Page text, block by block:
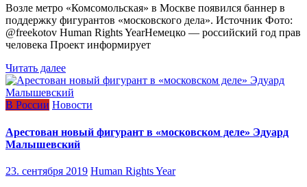
Возле метро «Комсомольская» в Москве появился баннер в
поддержку фигурантов «московского дела». Источник Фото:
@freekotov Human Rights YearНемецко — российский год прав
человека Проект информирует
Читать далее
В России Новости
Арестован новый фигурант в «московском деле» Эдуард
Малышевский
23. сентября 2019 Human Rights Year